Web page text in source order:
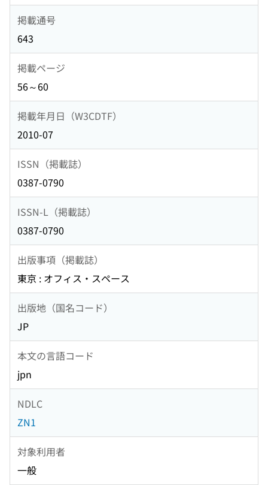
掲載通号
643
掲載ページ
56～60
掲載年月日（W3CDTF）
2010-07
ISSN（掲載誌）
0387-0790
ISSN-L（掲載誌）
0387-0790
出版事項（掲載誌）
東京 : オフィス・スペース
出版地（国名コード）
JP
本文の言語コード
jpn
NDLC
ZN1
対象利用者
一般